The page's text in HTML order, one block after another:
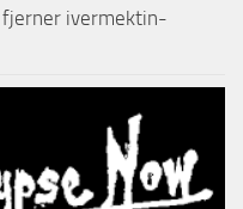
fjerner ivermektin-